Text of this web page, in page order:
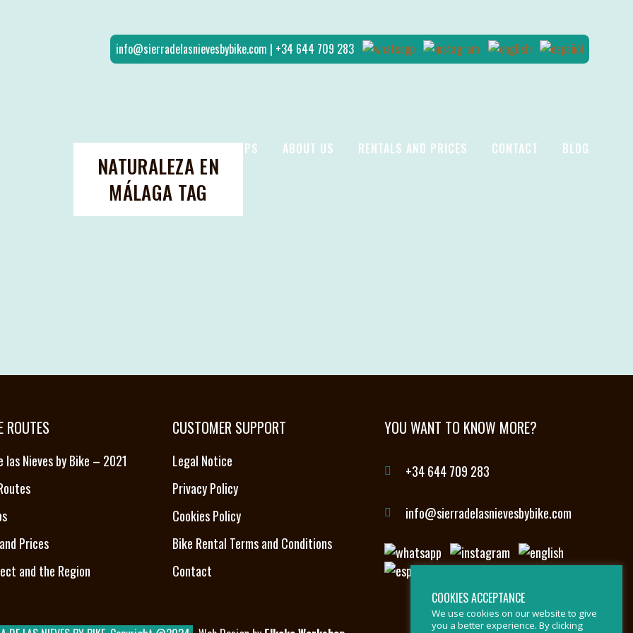
info@sierradelasnievesbybike.com | +34 644 709 283
HOME ROUTES TRIPS ABOUT US RENTALS AND PRICES CONTACT BLOG
NATURALEZA EN
MÁLAGA TAG
ROUTES
las Nieves by Bike – 2021
Prices
and the Region
CUSTOMER SUPPORT
Legal Notice
Privacy Policy
Cookies Policy
Bike Rental Terms and Conditions
Contact
YOU WANT TO KNOW MORE?
+34 644 709 283
info@sierradelasnievesbybike.com
COOKIES ACCEPTANCE
We use cookies on our website to give
you a better experience. By clicking